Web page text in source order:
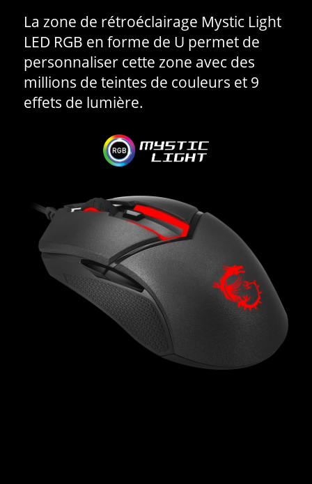
La zone de rétroéclairage Mystic Light
LED RGB en forme de U permet de
personnaliser cette zone avec des
millions de teintes de couleurs et 9
effets de lumière.